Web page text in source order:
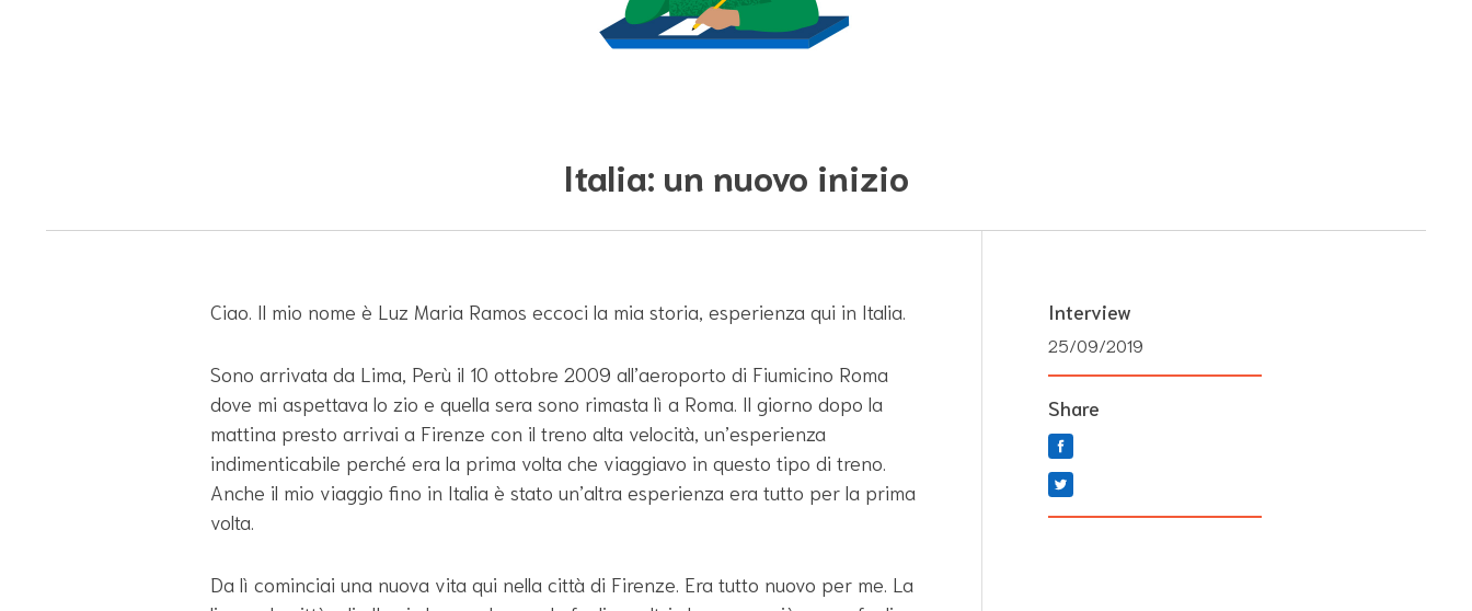
Italia: un nuovo inizio
Ciao. Il mio nome è Luz Maria Ramos eccoci la mia storia, esperienza qui in Italia.
Sono arrivata da Lima, Perù il 10 ottobre 2009 all’aeroporto di Fiumicino Roma
dove mi aspettava lo zio e quella sera sono rimasta lì a Roma. Il giorno dopo la
mattina presto arrivai a Firenze con il treno alta velocità, un’esperienza
indimenticabile perché era la prima volta che viaggiavo in questo tipo di treno.
Anche il mio viaggio fino in Italia è stato un’altra esperienza era tutto per la prima
volta.
Da lì cominciai una nuova vita qui nella città di Firenze. Era tutto nuovo per me. La
Interview
25/09/2019
Share